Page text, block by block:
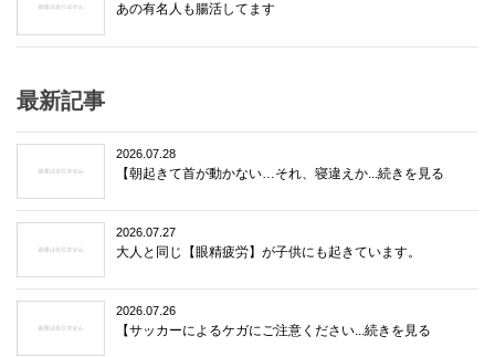
あの有名人も腸活してます
最新記事
2026.07.28
【朝起きて首が動かない…それ、寝違えか...続きを見る
2026.07.27
大人と同じ【眼精疲労】が子供にも起きています。
2026.07.26
【サッカーによるケガにご注意ください...続きを見る